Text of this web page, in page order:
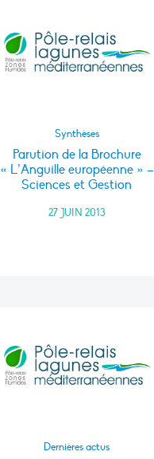
Synthèses
Parution de la Brochure
« L’Anguille européenne » –
Sciences et Gestion
27 JUIN 2013
Dernières actus